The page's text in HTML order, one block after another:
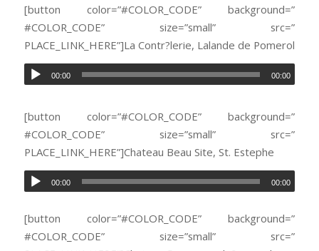
[button color=”#COLOR_CODE” background=”
#COLOR_CODE” size=”small” src=”
PLACE_LINK_HERE”]La Contr?lerie, Lalande de Pomerol
00:00 00:00
[button color=”#COLOR_CODE” background=”
#COLOR_CODE” size=”small” src=”
PLACE_LINK_HERE”]Chateau Beau Site, St. Estephe
00:00 00:00
[button color=”#COLOR_CODE” background=”
#COLOR_CODE” size=”small” src=”